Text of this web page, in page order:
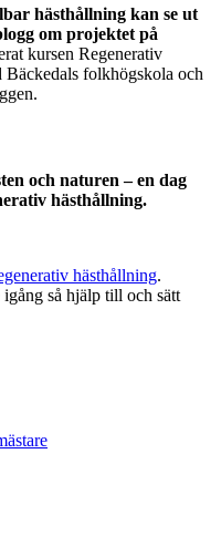
hästhållning kan se ut
om projektet på
kursen Regenerativ
folkhögskola och
och naturen – en dag
hästhållning.
hästhållning.
så hjälp till och sätt